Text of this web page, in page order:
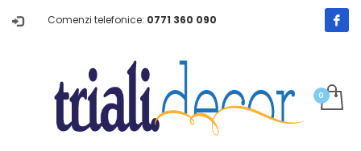
Comenzi telefonice: 0771 360 090